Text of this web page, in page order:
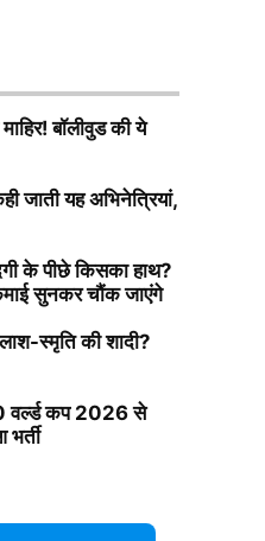
बॉलीवुड की ये
जाती यह अभिनेत्रियां,
के पीछे किसका हाथ?
सुनकर चौंक जाएंगे
स्मृति की शादी?
वर्ल्ड कप 2026 से